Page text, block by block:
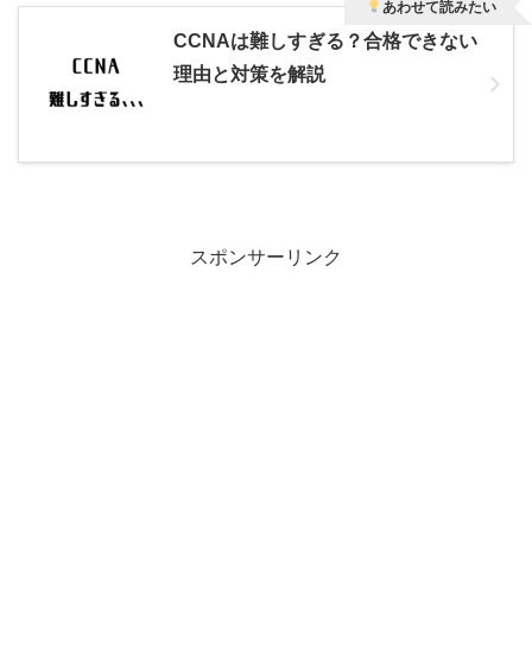
CCNAは難しすぎる？合格できない
理由と対策を解説
あわせて読みたい
スポンサーリンク